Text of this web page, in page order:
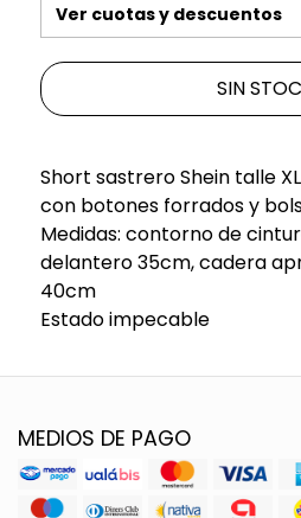
Ver cuotas y descuentos
SIN
Short sastrero Shein talle
con botones forrados y
Medidas: contorno de
delantero 35cm, cadera
40cm
Estado impecable
MEDIOS DE PAGO